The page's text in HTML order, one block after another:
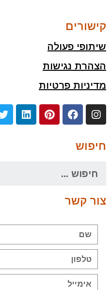
קישורים
שיתופי פעולה
הצהרת נגישות
מדיניות פרטיות
חיפוש
צור קשר